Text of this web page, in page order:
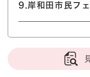
9.岸和田市民フ